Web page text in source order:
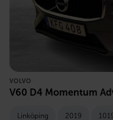
VOLVO
V60 D4 Momentum
Linköping 2019